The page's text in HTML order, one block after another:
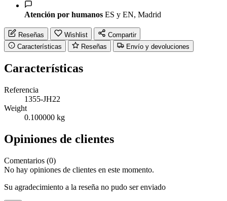
Atención por humanos ES y EN, Madrid
Reseñas Wishlist
Compartir
Características
Reseñas Envío y devoluciones
Características
Referencia
1355-JH22
Weight
0.100000 kg
Opiniones de clientes
Comentarios (0)
No hay opiniones de clientes en este momento.
Su agradecimiento a la reseña no pudo ser enviado